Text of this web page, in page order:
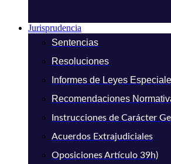
Jurisprudencia
Sentencias
Resoluciones
Informes de Leyes
Recomendaciones
Instrucciones de Carácter
Acuerdos Extrajudiciales
Oposiciones Artículo 39h)